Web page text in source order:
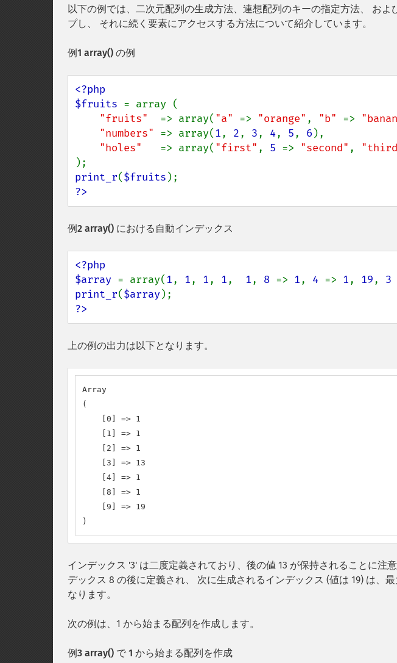
以下の例では、二次元配列の生成方法、連想配列のキーの指定方法、 お
プし、 それに続く要素にアクセスする方法について紹介しています。
例1 array() の例
<?php
$fruits = array (
"fruits" => array( "a" => "orange" , "b" =>
"numbers" => array(1, 2, 3, 4, 5, 6 ),
"holes" => array( "first" , 5 => "second" ,
print_r($fruits
?>
例2 array() における自動インデックス
<?php
$array = array(1, 1, 1, 1, 1, 8 => 1, 4 => 1, 19, 3
print_r($array
?>
上の例の出力は以下となります。
Array
(
    [0] => 1
    [1] => 1
    [2] => 1
    [3] => 13
    [4] => 1
    [8] => 1
    [9] => 19
)
インデックス '3' は二度定義されており、後の値 13 が保持されることに注
デックス 8 の後に定義され、 次に生成されるインデックス (値は 19) は、
なります。
次の例は、1 から始まる配列を作成します。
例3 array() で 1 から始まる配列を作成